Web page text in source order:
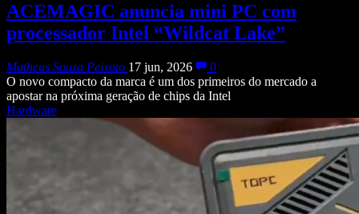
ACEMAGIC anuncia mini PC com
processador Intel “Wildcat Lake”
Matheus Souza Peixoto 17 jun, 2026
0
O novo compacto da marca é um dos primeiros do mercado a
apostar na próxima geração de chips da Intel
Hardware